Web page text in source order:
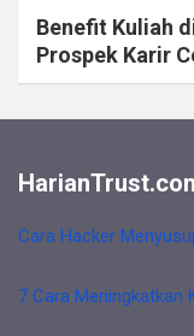
Benefit Kuliah
Prospek Karir
Cara Hacker
7 Cara Meningkatkan